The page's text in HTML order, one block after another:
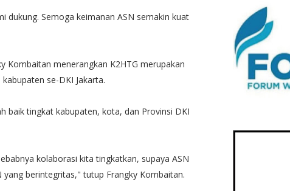
dukung. Semoga keimanan ASN semakin kuat
Kombaitan menerangkan K2HTG merupakan
se-DKI Jakarta.
baik tingkat kabupaten, kota, dan Provinsi DKI
kolaborasi kita tingkatkan, supaya ASN
berintegritas," tutup Frangky Kombaitan.